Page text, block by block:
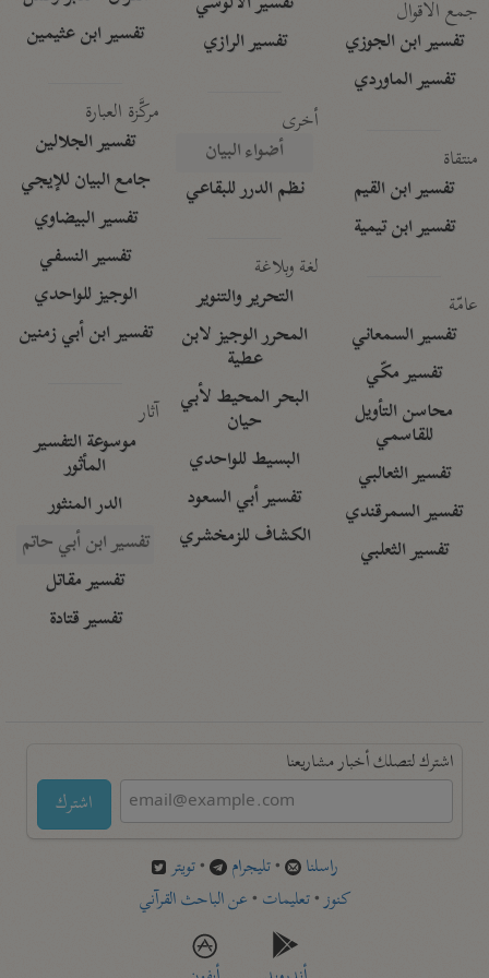
جمع الأقوال
تفسير ابن الجوزي
تفسير الماوردي
منتقاة
تفسير ابن القيم
تفسير ابن تيمية
عامّة
تفسير السمعاني
تفسير مكّي
محاسن التأويل
للقاسمي
تفسير الثعالبي
تفسير السمرقندي
تفسير الثعلبي
تفسير الرازي
أخرى
أضواء البيان
نظم الدرر للبقاعي
لغة وبلاغة
التحرير والتنوير
المحرر الوجيز لابن
عطية
البحر المحيط لأبي
حيان
البسيط للواحدي
تفسير أبي السعود
الكشاف للزمخشري
تفسير ابن عثيمين
مركَّزة العبارة
تفسير الجلالين
جامع البيان للإيجي
تفسير البيضاوي
تفسير النسفي
الوجيز للواحدي
تفسير ابن أبي زمنين
آثار
موسوعة التفسير
المأثور
الدر المنثور
تفسير ابن أبي حاتم
تفسير مقاتل
تفسير قتادة
اشترك لتصلك أخبار مشاريعنا
اشترك
راسلنا •تليجرام •تويتر
كنوز•تعليمات •عن الباحث القرآني